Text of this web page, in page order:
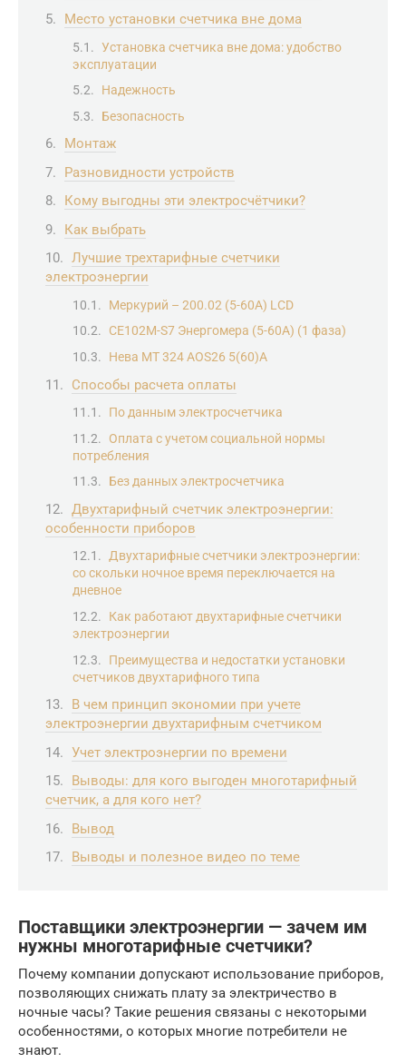
Место установки счетчика вне дома
Установка счетчика вне дома: удобство
эксплуатации
Надежность
Безопасность
Монтаж
Разновидности устройств
Кому выгодны эти электросчётчики?
Как выбрать
Лучшие трехтарифные счетчики
электроэнергии
Меркурий – 200.02 (5-60А) LCD
CE102M-S7 Энергомера (5-60А) (1 фаза)
Нева MT 324 AOS26 5(60)А
Способы расчета оплаты
По данным электросчетчика
Оплата с учетом социальной нормы
потребления
Без данных электросчетчика
Двухтарифный счетчик электроэнергии:
особенности приборов
Двухтарифные счетчики электроэнергии:
со скольки ночное время переключается на
дневное
Как работают двухтарифные счетчики
электроэнергии
Преимущества и недостатки установки
счетчиков двухтарифного типа
В чем принцип экономии при учете
электроэнергии двухтарифным счетчиком
Учет электроэнергии по времени
Выводы: для кого выгоден многотарифный
счетчик, а для кого нет?
Вывод
Выводы и полезное видео по теме
Поставщики электроэнергии — зачем им
нужны многотарифные счетчики?
Почему компании допускают использование приборов,
позволяющих снижать плату за электричество в
ночные часы? Такие решения связаны с некоторыми
особенностями, о которых многие потребители не
знают.